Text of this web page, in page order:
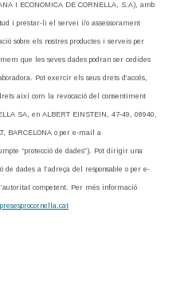
I ECONOMICA DE CORNELLA, S.A), amb
i prestar-li el servei i/o assessorament
sobre els nostres productes i serveis per
que les seves dades podran ser cedides
Pot exercir els seus drets d’accés,
així com la revocació del consentiment
SA, en ALBERT EINSTEIN, 47-49, 08940,
BARCELONA o per e-mail a
“protecció de dades”). Pot dirigir una
dades a l’adreça del responsable o per e-
competent. Per més informació